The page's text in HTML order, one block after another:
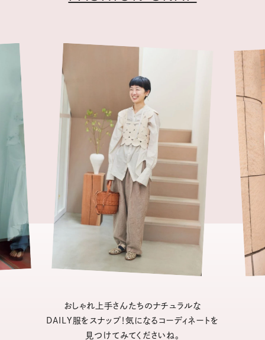
おしゃれ上手さんたちのナチュラルな
DAILY服をスナップ！気になるコーディネートを
見つけてみてくださいね。